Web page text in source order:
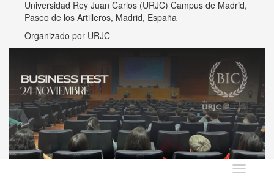
Universidad Rey Juan Carlos (URJC) Campus de Madrid,
Paseo de los Artilleros, Madrid, España
Organizado por URJC
Idioma